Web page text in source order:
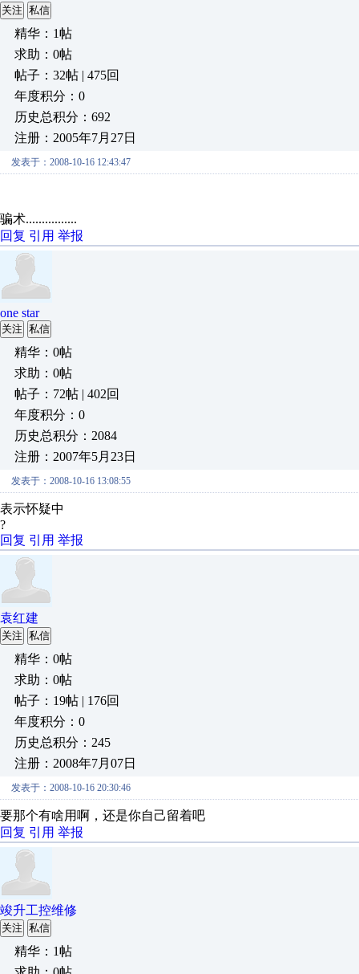
关注 私信
精华：1帖
求助：0帖
帖子：32帖 | 475回
年度积分：0
历史总积分：692
注册：2005年7月27日
发表于：2008-10-16 12:43:47
骗术................
回复 引用 举报
one star
关注 私信
精华：0帖
求助：0帖
帖子：72帖 | 402回
年度积分：0
历史总积分：2084
注册：2007年5月23日
发表于：2008-10-16 13:08:55
表示怀疑中
?
回复 引用 举报
袁红建
关注 私信
精华：0帖
求助：0帖
帖子：19帖 | 176回
年度积分：0
历史总积分：245
注册：2008年7月07日
发表于：2008-10-16 20:30:46
要那个有啥用啊，还是你自己留着吧
回复 引用 举报
竣升工控维修
关注 私信
精华：1帖